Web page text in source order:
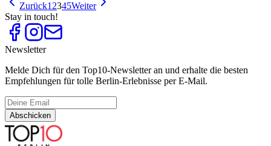
Zurück1 2345Weiter
Stay in touch!
Newsletter
Melde Dich für den Top10-Newsletter an und erhalte die besten
Empfehlungen für tolle Berlin-Erlebnisse per E-Mail.
Abschicken